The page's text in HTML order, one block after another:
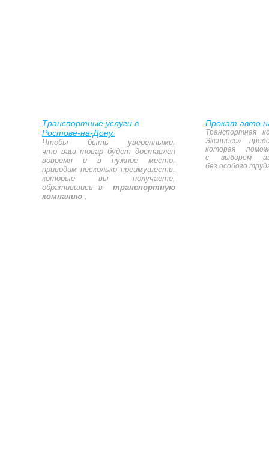
Транспортные услуги в
Ростове-на-Дону.
Чтобы быть уверенными,
что ваш товар будет доставлен
вовремя и в нужное место,
приводим несколько преимуществ,
которые вы получаете,
обратившись в
транспортную
компанию .
Прокат авто
Транспортная
Экспресс»
которая
с выбором
без особого